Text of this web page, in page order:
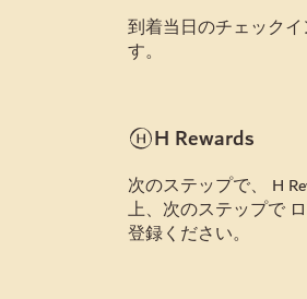
到着当日のチェック
す。
H Rewards
次のステップで、 H
上、次のステップで
登録ください。